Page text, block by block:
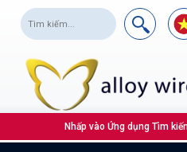
Nhấp vào Ứng dụng Tìm